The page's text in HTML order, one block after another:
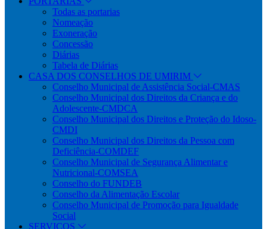
Todas as portarias
Nomeação
Exoneração
Concessão
Diárias
Tabela de Diárias
CASA DOS CONSELHOS DE UMIRIM
Conselho Municipal de Assistência Social-CMAS
Conselho Municipal dos Direitos da Criança e do
Adolescente-CMDCA
Conselho Municipal dos Direitos e Proteção do Idoso-
CMDI
Conselho Municipal dos Direitos da Pessoa com
Deficiência-COMDEF
Conselho Municipal de Segurança Alimentar e
Nutricional-COMSEA
Conselho do FUNDEB
Conselho da Alimentação Escolar
Conselho Municipal de Promoção para Igualdade
Social
SERVIÇOS